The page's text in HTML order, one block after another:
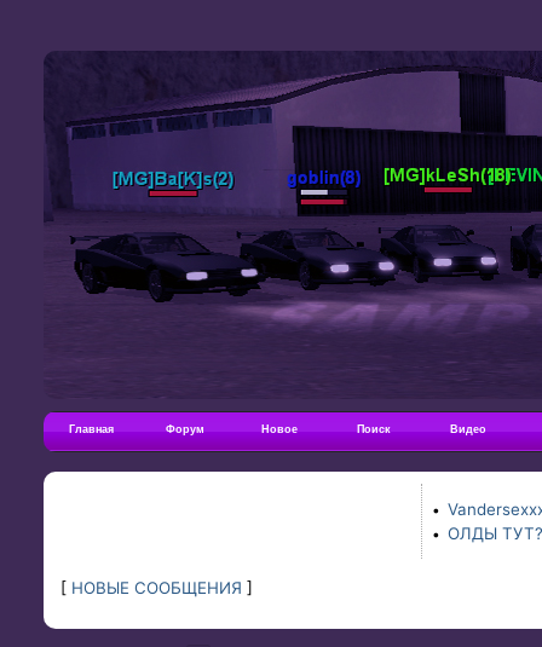
Главная Форум Новое Поиск Видео
•
• ОЛДЫ
[ НОВЫЕ СООБЩЕНИЯ ]